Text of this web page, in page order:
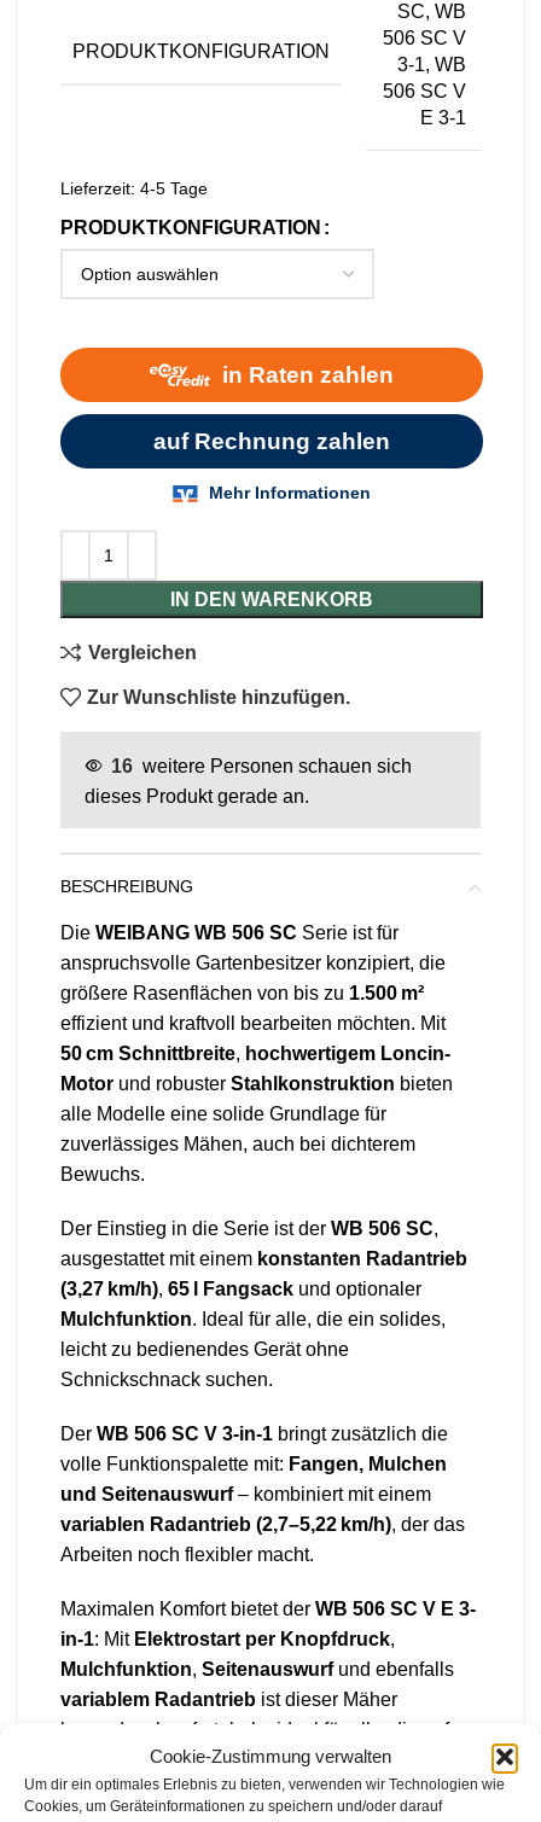
Cookie-Zustimmung verwalten
Um dir ein optimales Erlebnis zu bieten, verwenden wir Technologien wie
Cookies, um Geräteinformationen zu speichern und/oder darauf
PRODUKTKONFIGURATION
SC, WB
506 SC V
3-1, WB
506 SC V
E 3-1
Lieferzeit: 4-5 Tage
PRODUKTKONFIGURATION
IN DEN WARENKORB
Vergleichen
Zur Wunschliste hinzufügen.
16 weitere Personen schauen sich
dieses Produkt gerade an.
BESCHREIBUNG
Die WEIBANG WB 506 SC Serie ist für
anspruchsvolle Gartenbesitzer konzipiert, die
größere Rasenflächen von bis zu 1.500 m²
effizient und kraftvoll bearbeiten möchten. Mit
50 cm Schnittbreite, hochwertigem Loncin-
Motor und robuster Stahlkonstruktion bieten
alle Modelle eine solide Grundlage für
zuverlässiges Mähen, auch bei dichterem
Bewuchs.
Der Einstieg in die Serie ist der WB 506 SC,
ausgestattet mit einem konstanten Radantrieb
(3,27 km/h), 65 l Fangsack und optionaler
Mulchfunktion. Ideal für alle, die ein solides,
leicht zu bedienendes Gerät ohne
Schnickschnack suchen.
Der WB 506 SC V 3-in-1 bringt zusätzlich die
volle Funktionspalette mit: Fangen, Mulchen
und Seitenauswurf– kombiniert mit einem
variablen Radantrieb (2,7–5,22 km/h), der das
Arbeiten noch flexibler macht.
Maximalen Komfort bietet der WB 506 SC V E 3-
in-1: Mit Elektrostart per Knopfdruck,
Mulchfunktion, Seitenauswurfund ebenfalls
variablem Radantrieb ist dieser Mäher
besonders komfortabel – ideal für alle, die auf
bequeme Bedienung Wert legen.
Alle Modelle verfügen über eine8-fache